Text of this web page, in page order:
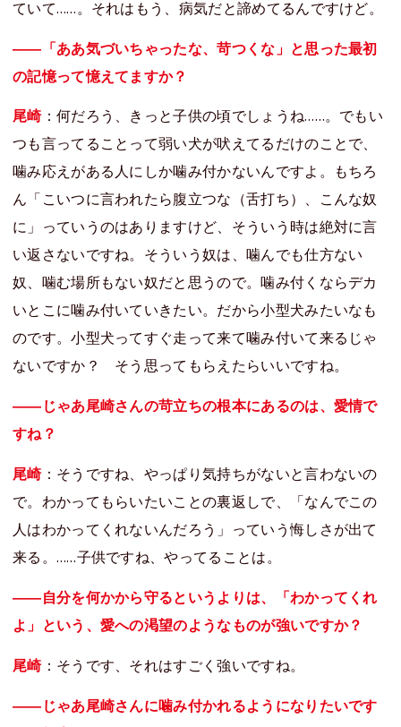
ていて……。それはもう、病気だと諦めてるんですけど。
――「ああ気づいちゃったな、苛つくな」と思った最初
の記憶って憶えてますか？
尾崎：何だろう、きっと子供の頃でしょうね……。でもい
つも言ってることって弱い犬が吠えてるだけのことで、
噛み応えがある人にしか噛み付かないんですよ。もちろ
ん「こいつに言われたら腹立つな（舌打ち）、こんな奴
に」っていうのはありますけど、そういう時は絶対に言
い返さないですね。そういう奴は、噛んでも仕方ない
奴、噛む場所もない奴だと思うので。噛み付くならデカ
いとこに噛み付いていきたい。だから小型犬みたいなも
のです。小型犬ってすぐ走って来て噛み付いて来るじゃ
ないですか？ そう思ってもらえたらいいですね。
――じゃあ尾崎さんの苛立ちの根本にあるのは、愛情で
すね？
尾崎：そうですね、やっぱり気持ちがないと言わないの
で。わかってもらいたいことの裏返しで、「なんでこの
人はわかってくれないんだろう」っていう悔しさが出て
来る。……子供ですね、やってることは。
――自分を何かから守るというよりは、「わかってくれ
よ」という、愛への渇望のようなものが強いですか？
尾崎：そうです、それはすごく強いですね。
――じゃあ尾崎さんに噛み付かれるようになりたいです